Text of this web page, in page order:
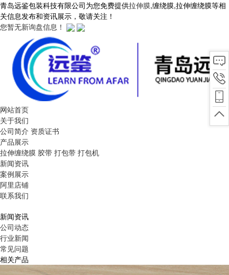
青岛远鉴包装科技有限公司为您免费提供拉伸膜,缠绕膜,拉伸缠绕膜等相
关信息发布和资讯展示，敬请关注！
您暂无新询盘信息！
网站首页
关于我们
公司简介 资质证书
产品展示
拉伸缠绕膜 胶带 打包带 打包机
新闻资讯
案例展示
阿里店铺
联系我们
新闻资讯
公司动态
行业新闻
常见问题
相关产品